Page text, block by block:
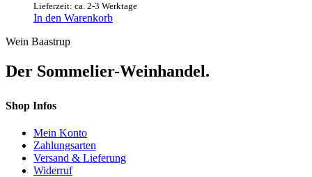
Lieferzeit: ca. 2-3 Werktage
In den Warenkorb
Wein Baastrup
Der Sommelier-Weinhandel.
Shop Infos
Mein Konto
Zahlungsarten
Versand & Lieferung
Widerruf